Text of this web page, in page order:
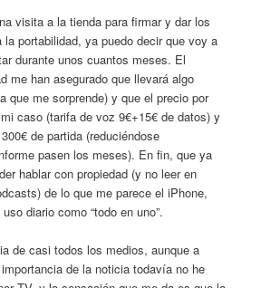
visita a la tienda para firmar y dar los
portabilidad, ya puedo decir que voy a
durante unos cuantos meses. El
me han asegurado que llevará algo
que me sorprende) y que el precio por
caso (tarifa de voz 9€+15€ de datos) y
de partida (reduciéndose
pasen los meses). En fin, que ya
hablar con propiedad (y no leer en
de lo que me parece el iPhone,
diario como “todo en uno”.
de casi todos los medios, aunque a
importancia de la noticia todavía no he